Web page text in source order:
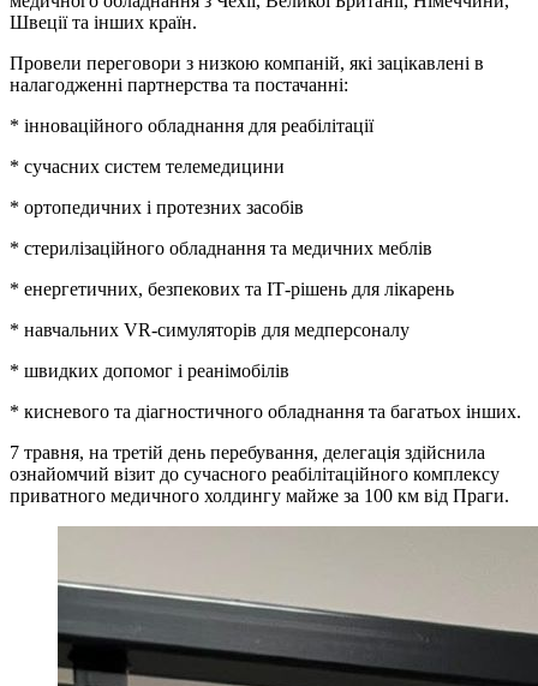
Швеції та інших країн.
Провели переговори з низкою компаній, які зацікавлені в
налагодженні партнерства та постачанні:
* інноваційного обладнання для реабілітації
* сучасних систем телемедицини
* ортопедичних і протезних засобів
* стерилізаційного обладнання та медичних меблів
* енергетичних, безпекових та ІТ-рішень для лікарень
* навчальних VR-симуляторів для медперсоналу
* швидких допомог і реанімобілів
* кисневого та діагностичного обладнання та багатьох інших.
7 травня, на третій день перебування, делегація здійснила
ознайомчий візит до сучасного реабілітаційного комплексу
приватного медичного холдингу майже за 100 км від Праги.